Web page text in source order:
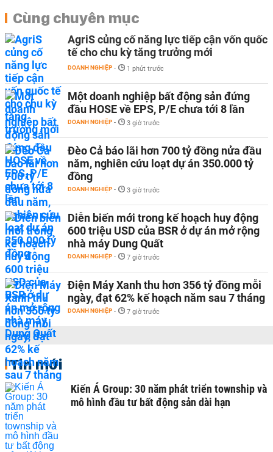
Cùng chuyên mục
AgriS củng cố năng lực tiếp cận vốn quốc
tế cho chu kỳ tăng trưởng mới
DOANH NGHIỆP - 1 phút trước
Một doanh nghiệp bất động sản đứng
đầu HOSE về EPS, P/E chưa tới 8 lần
DOANH NGHIỆP - 3 giờ trước
Đèo Cả báo lãi hơn 700 tỷ đồng nửa đầu
năm, nghiên cứu loạt dự án 350.000 tỷ
đồng
DOANH NGHIỆP - 3 giờ trước
Diễn biến mới trong kế hoạch huy động
600 triệu USD của BSR ở dự án mở rộng
nhà máy Dung Quất
DOANH NGHIỆP - 7 giờ trước
Điện Máy Xanh thu hơn 356 tỷ đồng mỗi
ngày, đạt 62% kế hoạch năm sau 7 tháng
DOANH NGHIỆP - 7 giờ trước
Tin mới
Kiến Á Group: 30 năm phát triển township và
mô hình đầu tư bất động sản dài hạn